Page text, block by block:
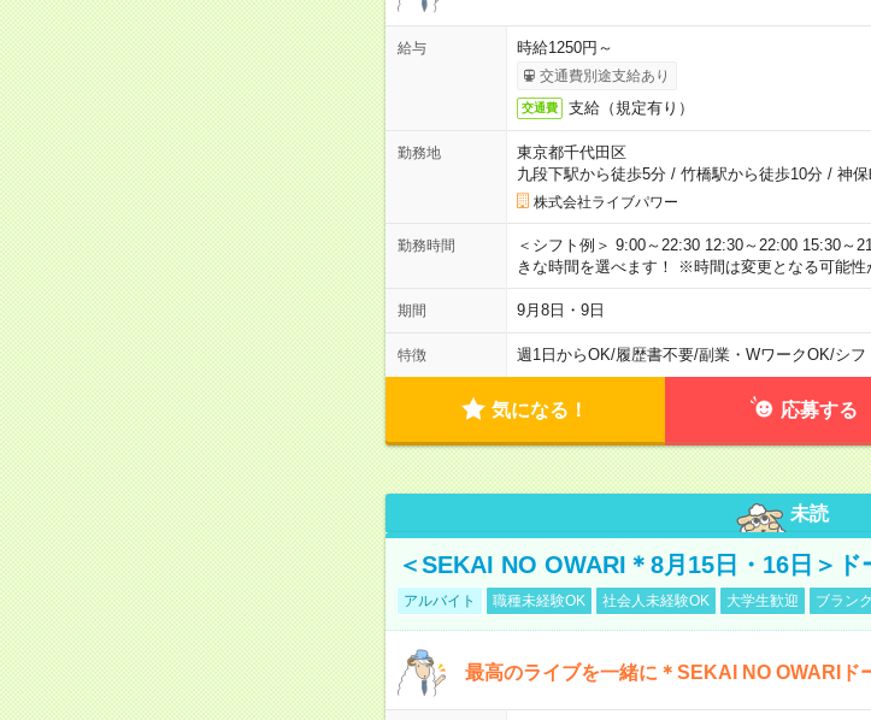
給与 時給1250円～
交通費別途支給あり
交通費 支給（規定有り）
勤務地
東京都千代田区
九段下駅から徒歩5分/ 竹橋駅から徒歩10分/ 神
株式会社ライブパワー
勤務時間
＜シフト例＞ 9:00～22:30 12:30～22:00 15:30～
きな時間を選べます！ ※時間は変更となる可能性
期間 9月8日・9日
特徴 週1日からOK/履歴書不要/副業・WワークOK/シフ
気になる！ 応募する
未読
＜SEKAI NO OWARI＊8月15日・16日＞
アルバイト 職種未経験OK 社会人未経験OK 大学生歓迎 ブラン
最高のライブを一緒に＊SEKAI NO OWARIド